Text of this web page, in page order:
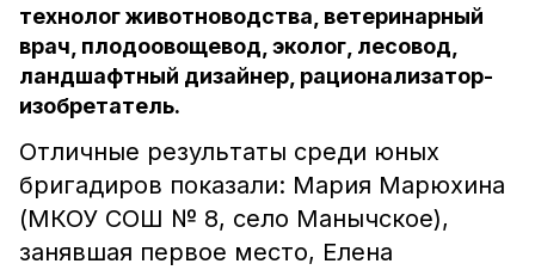
технолог животноводства, ветеринарный
врач, плодоовощевод, эколог, лесовод,
ландшафтный дизайнер, рационализатор-
изобретатель.
Отличные результаты среди юных
бригадиров показали: Мария Марюхина
(МКОУ СОШ № 8, село Манычское),
занявшая первое место, Елена